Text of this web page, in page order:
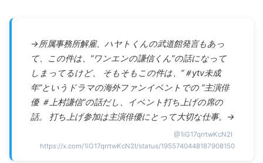
→所属事務所解雇、ハヤトくんの武道館発言もあっ
て、この件は、”ワンエンの謙信くん”の話になって
しまってるけど、 そもそもこの件は、”＃ytv未成
年”というドラマの海外ファンイベントでの ”主演俳
優 ＃上村謙信”の話だし、イベント打ち上げの席の
話。 打ち上げ参加は主演俳優にとって大切な仕事。→
@1iG17qrrtwKcN2I
https://x.com/1iG17qrrtwKcN2I/status/1955740448187908150